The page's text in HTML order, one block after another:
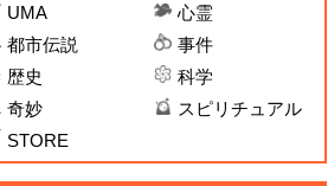
UMA
心霊
都市伝説
事件
歴史
科学
奇妙
スピリチュアル
STORE